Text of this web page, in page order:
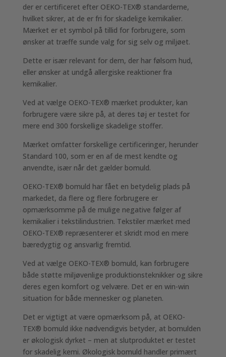
der er certificeret efter OEKO-TEX® standarderne,
hvilket sikrer, at de er fri for skadelige kemikalier.
Mærket er et symbol på tillid for forbrugere, som
ønsker at træffe sunde valg for sig selv og miljøet.
Dette er især relevant for dem, der har følsom hud,
eller ønsker at undgå allergiske reaktioner fra
kemikalier.
Ved at vælge OEKO-TEX® mærket produkter, kan
forbrugere være sikre på, at deres tøj er testet for
mere end 300 forskellige skadelige stoffer.
Mærket omfatter forskellige certificeringer, herunder
Standard 100, som er en af de mest kendte og
anvendte, især når det gælder bomuld.
OEKO-TEX® bomuld har fået en betydelig plads på
markedet, da flere og flere forbrugere er
opmærksomme på de mulige negative følger af
kemikalier i tekstilindustrien. Tekstiler mærket med
OEKO-TEX® repræsenterer et skridt mod en mere
bæredygtig og ansvarlig fremtid.
Ved at vælge OEKO-TEX® bomuld, kan forbrugere
både støtte miljøvenlige produktionsteknikker og sikre
deres egen komfort og velvære. Det er en win-win
situation for både mennesker og planeten.
Det er vigtigt at være opmærksom på, at OEKO-
TEX® bomuld ikke nødvendigvis betyder, at bomulden
er økologisk dyrket – men at slutproduktet er testet
for skadelig kemi. Økologisk bomuld handler primært